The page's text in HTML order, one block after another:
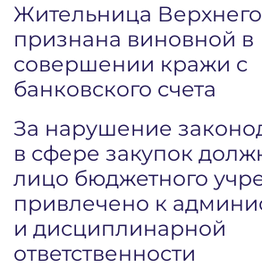
Жительница
признана виновной в
совершении кражи с
банковского счета
За нарушение
в сфере закупок
лицо бюджетного
привлечено к
и дисциплинарной
ответственности